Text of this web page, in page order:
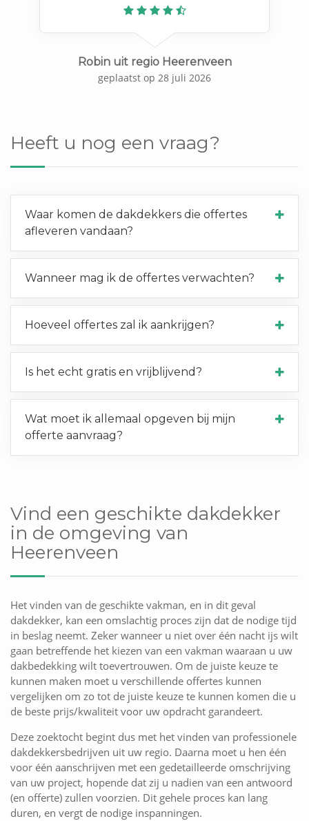
Robin uit regio Heerenveen
geplaatst op 28 juli 2026
Previous
Heeft u nog een vraag?
Waar komen de dakdekkers die offertes
afleveren vandaan?
Wanneer mag ik de offertes verwachten?
Hoeveel offertes zal ik aankrijgen?
Is het echt gratis en vrijblijvend?
Wat moet ik allemaal opgeven bij mijn
offerte aanvraag?
Vind een geschikte dakdekker
in de omgeving van
Heerenveen
Het vinden van de geschikte vakman, en in dit geval
dakdekker, kan een omslachtig proces zijn dat de nodige tijd
in beslag neemt. Zeker wanneer u niet over één nacht ijs wilt
gaan betreffende het kiezen van een vakman waaraan u uw
dakbedekking wilt toevertrouwen. Om de juiste keuze te
kunnen maken moet u verschillende offertes kunnen
vergelijken om zo tot de juiste keuze te kunnen komen die u
de beste prijs/kwaliteit voor uw opdracht garandeert.
Deze zoektocht begint dus met het vinden van professionele
dakdekkersbedrijven uit uw regio. Daarna moet u hen één
voor één aanschrijven met een gedetailleerde omschrijving
van uw project, hopende dat zij u nadien van een antwoord
(en offerte) zullen voorzien. Dit gehele proces kan lang
duren, en vergt de nodige inspanningen.